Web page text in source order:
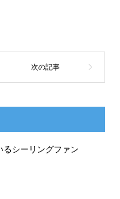
るシーリングファン